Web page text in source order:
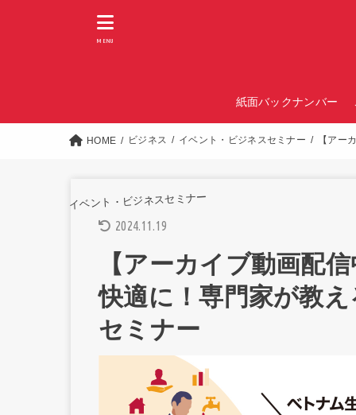
紙面バックナンバー
MENU
HOME ビジネス イベント・ビジネスセミナー 【アー
イベント・ビジネスセミナー
2024.11.19
【アーカイブ動画配
快適に！専門家が教
セミナー